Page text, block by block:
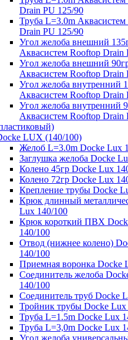
Drain PU 125/90
Труба L=3.0m Аквасистем
Drain PU 125/90
Угол желоба внешний
Аквасистем Rooftop Drain
Угол желоба внешний
Аквасистем Rooftop Drain
Угол желоба внутренний
Аквасистем Rooftop Drain
Угол желоба внутренний
Аквасистем Rooftop Drain
LUX (140/100)
Желоб L=3.0m Docke Lux
Заглушка желоба Docke
Колено 45гр Docke Lux
Колено 72гр Docke Lux
Крепление трубы Docke
Крюк длинный
Lux 140/100
Крюк короткий ПВХ
140/100
Отвод (нижнее колено)
140/100
Приемная воронка Docke
Соединитель желоба
140/100
Соединитель труб Docke
Тройник трубы Docke Lux
Труба L=1.5m Docke Lux
Труба L=3,0m Docke Lux
Угол желоба